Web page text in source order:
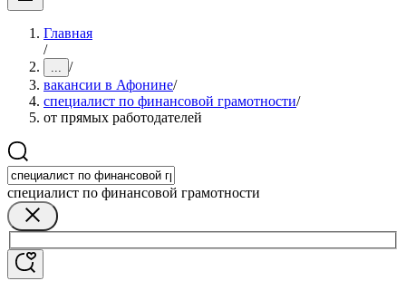
Главная
/
... /
вакансии в Афонине/
специалист по финансовой грамотности/
от прямых работодателей
специалист по финансовой грамотности